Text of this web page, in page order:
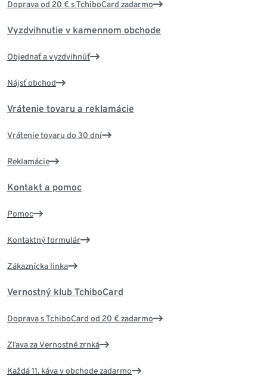
Doprava od 20 € s TchiboCard zadarmo
Vyzdvihnutie v kamennom obchode
Objednať a vyzdvihnúť
Nájsť obchod
Vrátenie tovaru a reklamácie
Vrátenie tovaru do 30 dní
Reklamácie
Kontakt a pomoc
Pomoc
Kontaktný formulár
Zákaznícka linka
Vernostný klub TchiboCard
Doprava s TchiboCard od 20 € zadarmo
Zľava za Vernostné zrnká
Každá 11. káva v obchode zadarmo